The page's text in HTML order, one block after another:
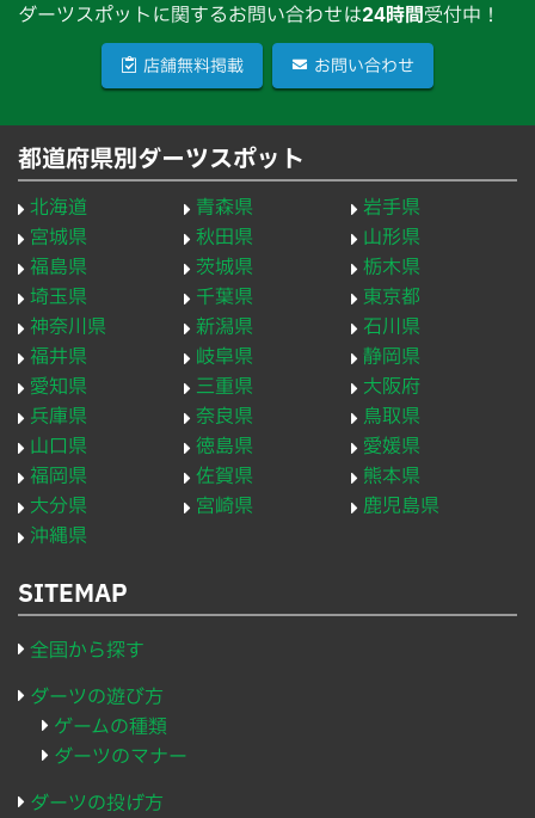
ダーツスポットに関するお問い合わせは24時間受付中！
店舗無料掲載 お問い合わせ
都道府県別ダーツスポット
北海道 青森県
岩手県
宮城県
秋田県
山形県
福島県
茨城県
栃木県
埼玉県
千葉県
東京都
神奈川県
新潟県
石川県
福井県
岐阜県
静岡県
愛知県
三重県
大阪府
兵庫県
奈良県
鳥取県
山口県
徳島県
愛媛県
福岡県
佐賀県
熊本県
大分県
宮崎県
鹿児島県
沖縄県
SITEMAP
全国から探す
ダーツの遊び方
ゲームの種類
ダーツのマナー
ダーツの投げ方